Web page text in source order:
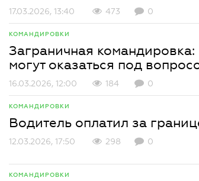
17.03.2026, 13:40 473 0
КОМАНДИРОВКИ
Заграничная командировка:
могут оказаться под
16.03.2026, 12:00 184 0
КОМАНДИРОВКИ
Водитель оплатил за
12.03.2026, 17:50 298 0
КОМАНДИРОВКИ